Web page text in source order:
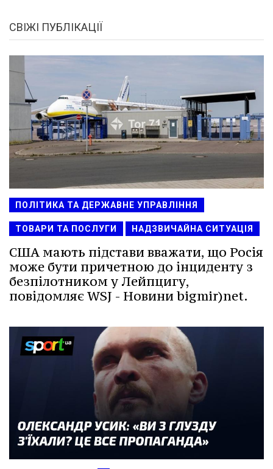
СВІЖІ ПУБЛІКАЦІЇ
ПОЛІТИКА ТА ДЕРЖАВНЕ УПРАВЛІННЯ
ТОВАРИ ТА ПОСЛУГИ НАДЗВИЧАЙНА СИТУАЦІЯ
США мають підстави вважати, що Росія
може бути причетною до інциденту з
безпілотником у Лейпцигу,
повідомляє WSJ - Новини bigmir)net.